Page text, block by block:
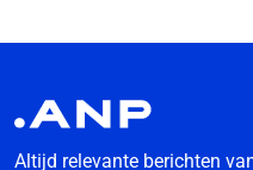
Altijd relevante berichten